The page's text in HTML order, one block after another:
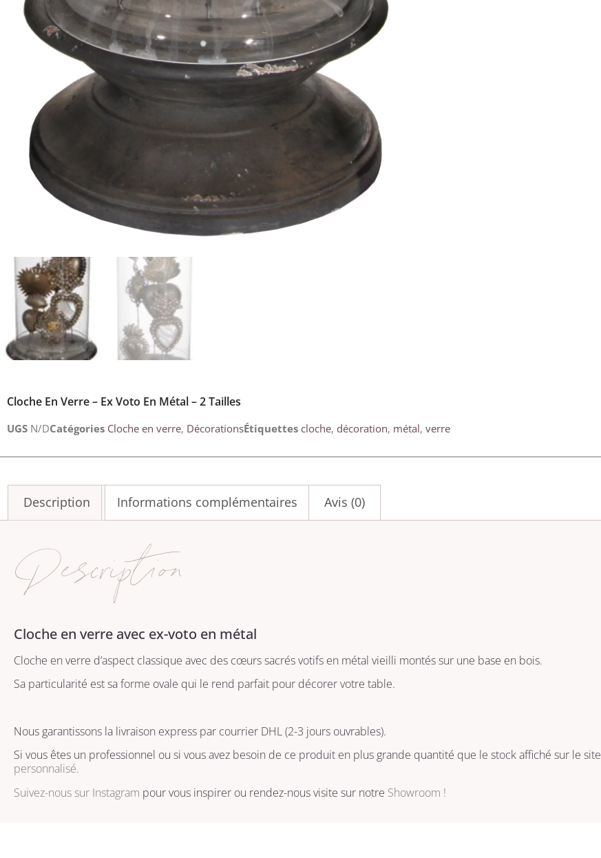
Cloche En Verre – Ex Voto En Métal – 2 Tailles
UGS N/DCatégories Cloche en verre, DécorationsÉtiquettes cloche, décoration, métal, verre
Description Informations complémentaires Avis (0)
Description
Cloche en verre avec ex-voto en métal
Cloche en verre d’aspect classique avec des cœurs sacrés votifs en métal vieilli montés sur une base en bois.
Sa particularité est sa forme ovale qui le rend parfait pour décorer votre table.
Nous garantissons la livraison express par courrier DHL (2-3 jours ouvrables).
Si vous êtes un professionnel ou si vous avez besoin de ce produit en plus grande quantité que le stock affiché sur le site
personnalisé.
Suivez-nous sur Instagram pour vous inspirer ou rendez-nous visite sur notre Showroom !